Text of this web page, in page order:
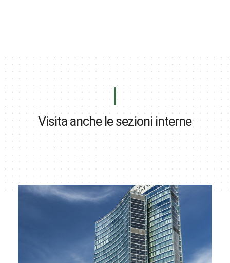
Visita anche le sezioni interne